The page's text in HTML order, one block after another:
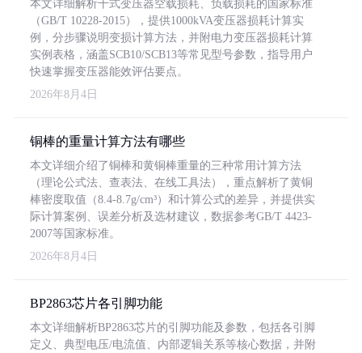
本文详细解析干式变压器空载损耗、负载损耗的国家标准
（GB/T 10228-2015），提供1000kVA变压器损耗计算实
例，分步骤说明变损计算方法，并附电力变压器损耗计算
实例表格，涵盖SCB10/SCB13等常见型号参数，指导用户
快速掌握变压器能效评估要点。
2026年8月4日
铜棒的重量计算方法有哪些
本文详细介绍了铜棒和黄铜棒重量的三种常用计算方法
（理论公式法、查表法、在线工具法），重点解析了黄铜
棒密度取值（8.4-8.7g/cm³）和计算公式的差异，并提供实
际计算案例、误差分析及选材建议，数据参考GB/T 4423-
2007等国家标准。
2026年8月4日
BP2863芯片各引脚功能
本文详细解析BP2863芯片的引脚功能及参数，包括各引脚
定义、典型电压/电流值、内部逻辑关系等核心数据，并附